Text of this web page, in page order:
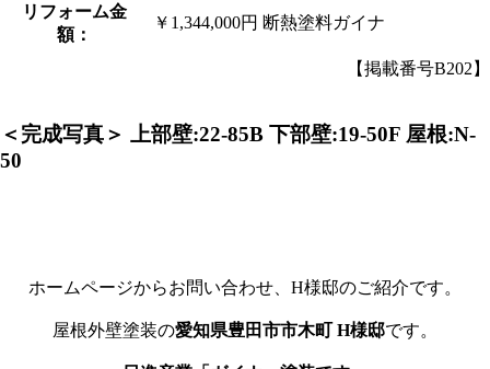
リフォーム金
額：
￥1,344,000円 断熱塗料ガイナ
【掲載番号B202】
＜完成写真＞ 上部壁:22-85B 下部壁:19-50F 屋根:N-
50
ホームページからお問い合わせ、H様邸のご紹介です。
屋根外壁塗装の愛知県豊田市市木町 H様邸です。